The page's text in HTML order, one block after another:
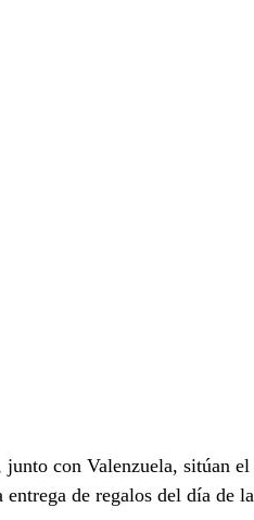
con Valenzuela, sitúan
de regalos del día de